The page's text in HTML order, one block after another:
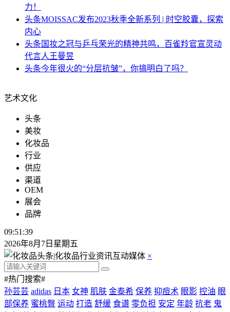
力！
头条MOISSAC发布2023秋季全新系列 | 时空胶囊，探索
内心
头条 国妆之冠与乒乓荣光的精神共鸣，百雀羚官宣灵动
代言人王曼昱
头条今年很火的“分层抗皱”，你搞明白了吗？
艺术文化
头条
美妆
化妆品
行业
供应
渠道
OEM
展会
品牌
09:51:39
2026年8月7日星期五
×
#热门搜索#
孙芸芸 adidas 日本 女神 肌肤 金泰希 保养 抑痘术 眼影 控油 眼
部保养 蜜桃臀 运动 打造 舒缓 食谱 零负担 安定 年龄 抗老 鬼